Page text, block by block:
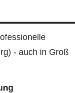
- auch in Groß